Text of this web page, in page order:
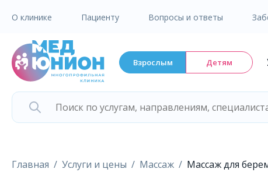
О клинике Пациенту Вопросы и ответы
Взрослым Детям
Главная Услуги и цены Массаж Массаж для